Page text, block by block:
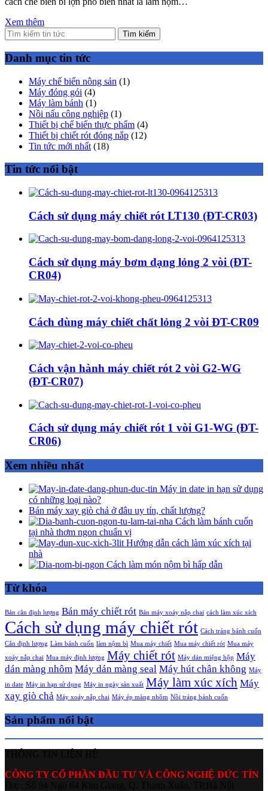
Xem thêm
Tìm kiếm
Danh mục tin tức
Máy chế biến nông sản (1)
Máy đóng gói (4)
Máy làm bánh (1)
Nồi nấu công nghiệp (1)
Thiết bị chế biến thực phẩm (4)
Thiết bị chiết rót đóng nắp (12)
Tin tức mới nhất (18)
Tin tức nổi bật
Cách sử dụng máy chiết rót LT130 (ĐT-CR03)
Cách sử dụng máy bơm dạng lỏng 2 vòi (ĐT-
CR04)
Cách dùng máy chiết chất lỏng 2 vòi ĐT-CR09
Cách vận hành máy chiết rót 2 vòi G2-WG
(ĐT-CR07)
Cách sử dụng máy chiết rót 1 vòi G1-WG (ĐT-
CR06)
Xem nhiều nhất
Máy in date in hạn sử dụng
có những loại nào?
Bán máy xay giò chả ở đâu uy tín, chất lượng?
Cách làm bánh cuốn
tại nhà thơm ngon chuẩn vị
Hướng dẫn cách làm xúc xích tại
nhà
Cách làm món nộm bì hấp dẫn
Từ khóa
Bán cân định lượng Bán máy chiết rót Bán máy xoáy nắp chai cách làm xúc xích
Cách sử dụng máy chiết rót Cách tráng bánh cuốn
Cân định lượng Làm bánh cuốn làm nộm bì Mua máy chiết Mua máy chiết rót Mua máy
xoáy nắp chai Mua máy định lượng Máy chiết rót Máy dán miệng hộp Máy
dán màng nhôm Máy dán màng seal Máy hút chân không Máy
in date Máy in hạn sử dụng Máy in ngày sản xuất Máy làm xúc xích Máy
xay giò chả Máy xoáy nắp chai Máy ép màng nhôm Nồi tráng bánh cuốn
Sản phẩm nổi bật
CÔNG TY CỔ PHẦN ĐẦU TƯ VÀ CÔNG NGHỆ ĐỨC TÍN